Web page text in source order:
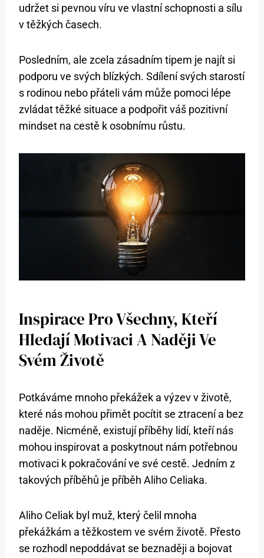
udržet si pevnou víru ve vlastní schopnosti a sílu
v těžkých časech.
Posledním, ale zcela zásadním tipem je najít si
podporu ve svých blízkých. Sdílení svých starostí
s rodinou nebo přáteli vám může pomoci lépe
zvládat těžké situace a podpořit váš pozitivní
mindset na cestě k osobnímu růstu.
Inspirace Pro Všechny, Kteří
Hledají Motivaci A Naději Ve
Svém Životě
Potkáváme mnoho překážek a výzev v životě,
které nás mohou přimět pocítit se ztracení a bez
naděje. Nicméně, existují příběhy lidí, kteří nás
mohou inspirovat a poskytnout nám potřebnou
motivaci k pokračování ve své cestě. Jedním z
takových příběhů je příběh Aliho Celiaka.
Aliho Celiak byl muž, který čelil mnoha
překážkám a těžkostem ve svém životě. Přesto
se rozhodl nepoddávat se beznaději a bojovat